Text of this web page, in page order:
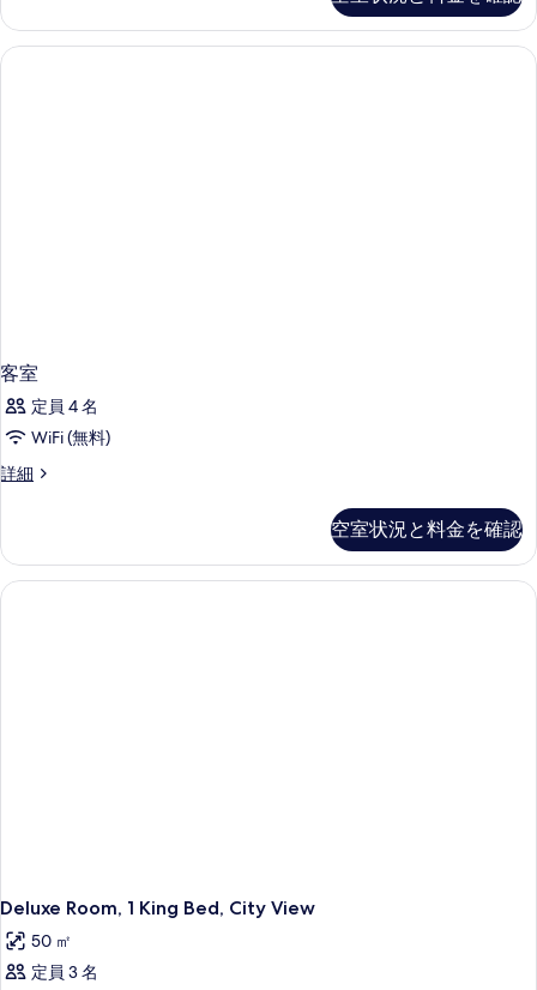
の
写
細
客室
定員 4 名
WiFi (無料)
詳細
客
細
空室状況と料金を確認
Deluxe Room, 1 King Bed, City View
50 ㎡
定員 3 名